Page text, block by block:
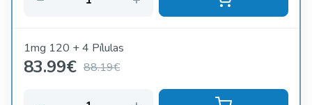
1mg 120 + 4 Pílulas
83.99€ 88.19€